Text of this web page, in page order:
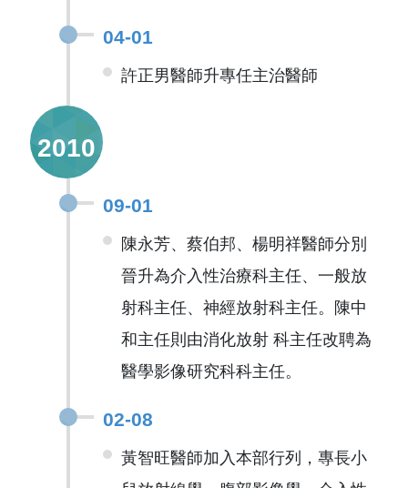
04-01
許正男醫師升專任主治醫師
2010
09-01
陳永芳、蔡伯邦、楊明祥醫師分別
晉升為介入性治療科主任、一般放
射科主任、神經放射科主任。陳中
和主任則由消化放射 科主任改聘為
醫學影像研究科科主任。
02-08
黃智旺醫師加入本部行列，專長小